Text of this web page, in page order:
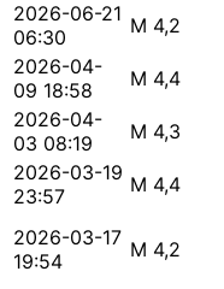
2026-06-21
06:30
M 4,2
2026-04-
09 18:58
M 4,4
2026-04-
03 08:19
M 4,3
2026-03-19
23:57
M 4,4
2026-03-17
19:54
M 4,2